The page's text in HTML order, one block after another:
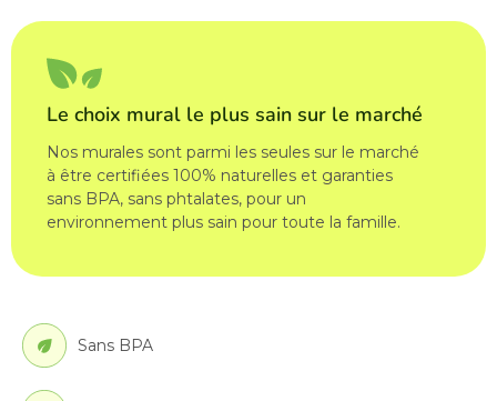
Le choix mural le plus sain sur le marché
Nos murales sont parmi les seules sur le marché
à être certifiées 100% naturelles et garanties
sans BPA, sans phtalates, pour un
environnement plus sain pour toute la famille.
Sans BPA